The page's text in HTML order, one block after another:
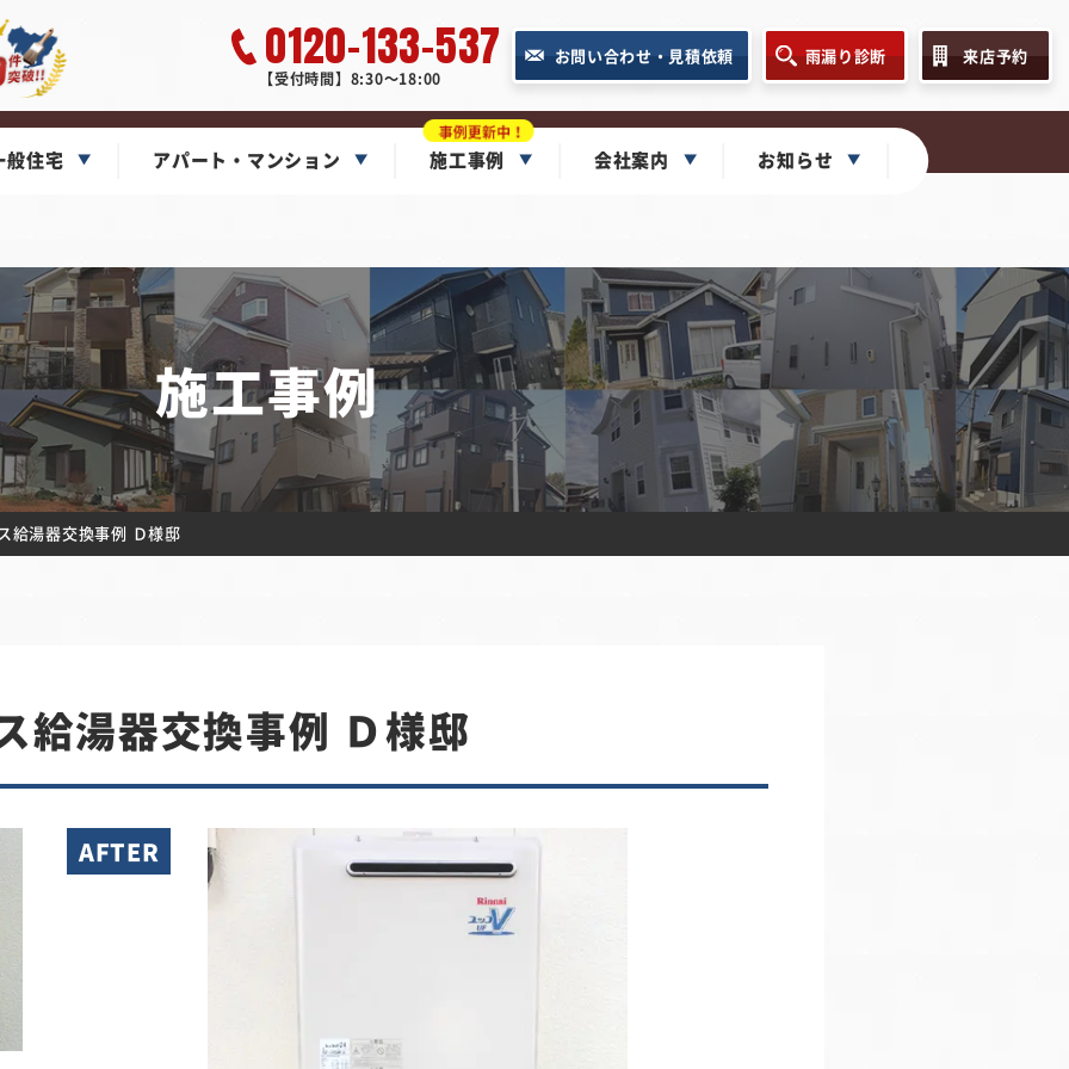
0120-133-537
【受付時間】8:30～18:00
お問い合わせ・見積依頼 雨漏り診断 来店予約
般住宅 アパート・マンション 施工事例 会社案内 お知らせ
施工事例
給湯器交換事例 Ｄ様邸
給湯器交換事例 Ｄ様邸